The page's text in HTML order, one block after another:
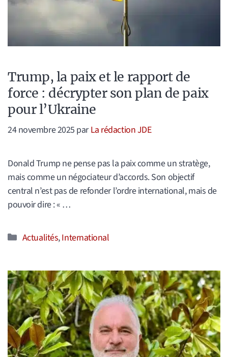
Trump, la paix et le rapport de
force : décrypter son plan de paix
pour l’Ukraine
24 novembre 2025 parLa rédaction JDE
Donald Trump ne pense pas la paix comme un stratège,
mais comme un négociateur d’accords. Son objectif
central n’est pas de refonder l’ordre international, mais de
pouvoir dire : « …
Catégories
Actualités,International